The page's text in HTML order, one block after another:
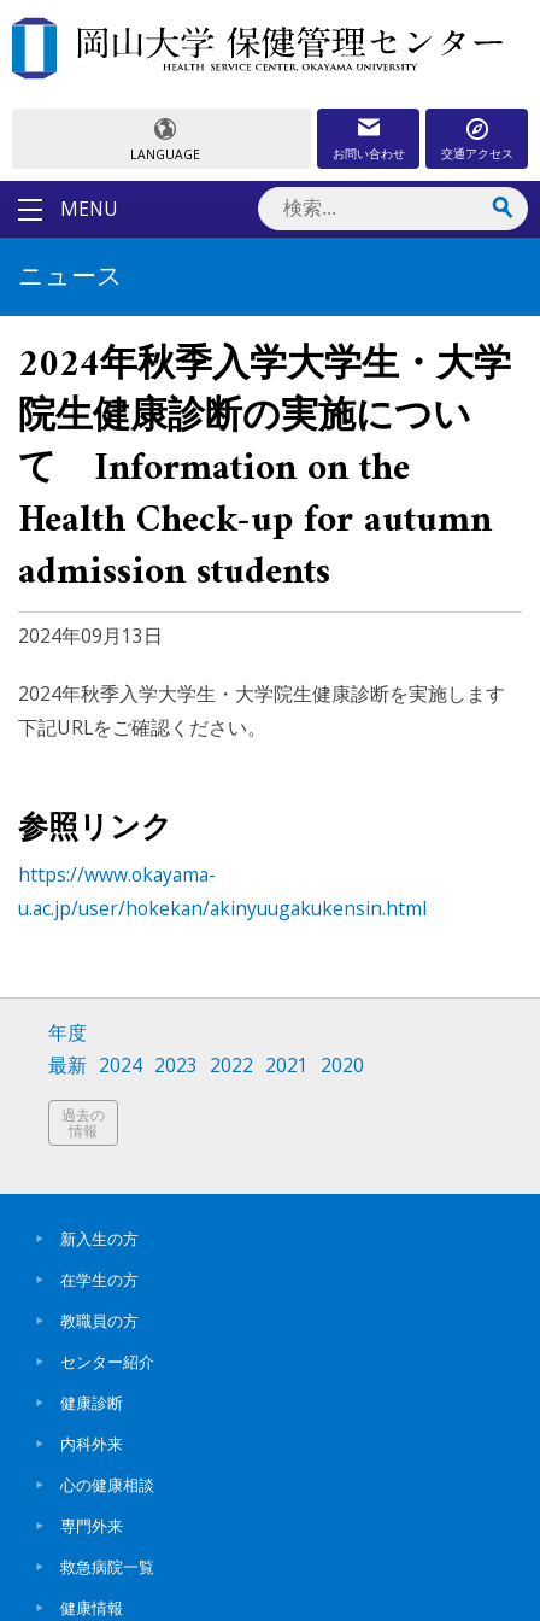
LANGUAGE お問い合わせ 交通アクセス
MENU
ニュース
2024年秋季入学大学生・大学
院生健康診断の実施につい
て Information on the
Health Check-up for autumn
admission students
2024年09月13日
2024年秋季入学大学生・大学院生健康診断を実施します
下記URLをご確認ください。
参照リンク
https://www.okayama-
u.ac.jp/user/hokekan/akinyuugakukensin.html
年度
最新 2024 2023 2022 2021 2020
過去の
情報
新入生の方
在学生の方
教職員の方
センター紹介
健康診断
内科外来
心の健康相談
専門外来
救急病院一覧
健康情報